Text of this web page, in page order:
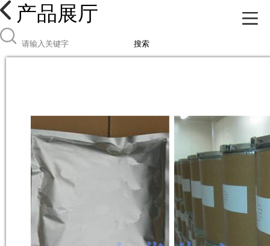
产品展厅
搜索